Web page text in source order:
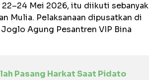
Mei 2026, itu diikuti sebanyak
Mulia. Pelaksanaan dipusatkan di
Agung Pesantren VIP Bina
Pasang Harkat Saat Pidato